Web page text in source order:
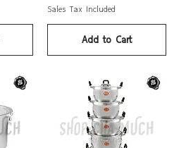
Sales Tax Included
Add to Cart